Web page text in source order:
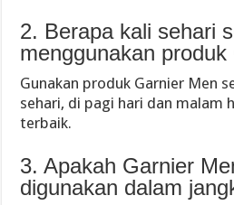
2. Berapa kali sehari
menggunakan
Gunakan produk Garnier Men
sehari, di pagi hari dan malam
terbaik.
3. Apakah Garnier
digunakan dalam